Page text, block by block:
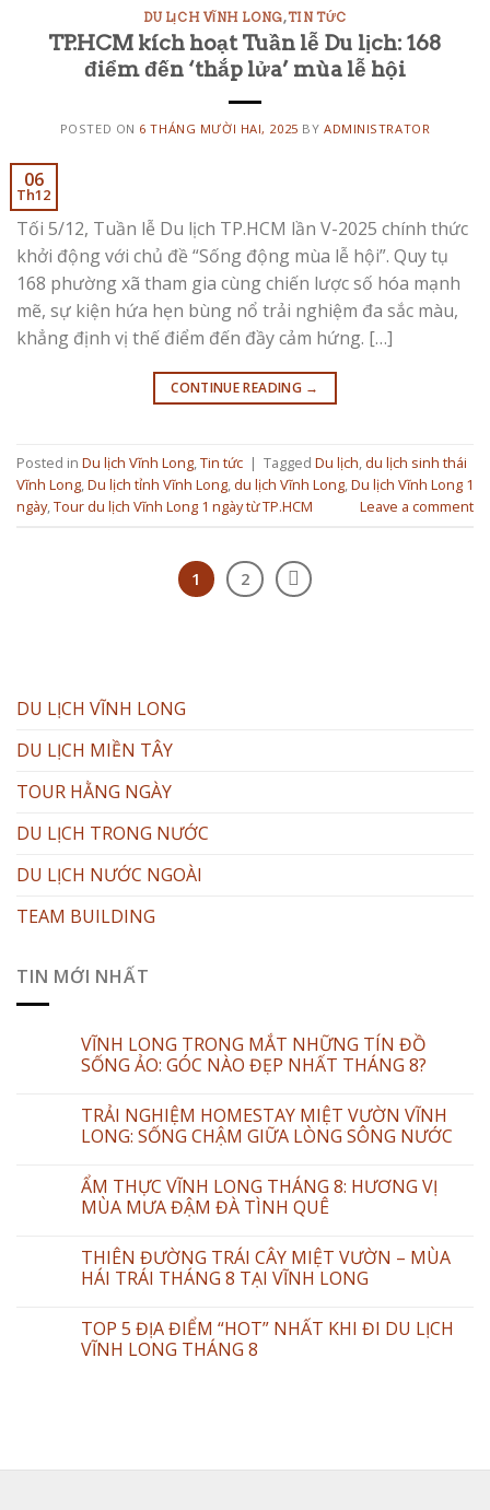
DU LỊCH VĨNH LONG,TIN TỨC
TP.HCM kích hoạt Tuần lễ Du lịch: 168
điểm đến ‘thắp lửa’ mùa lễ hội
POSTED ON 6 THÁNG MƯỜI HAI, 2025 BY ADMINISTRATOR
06
Th12
Tối 5/12, Tuần lễ Du lịch TP.HCM lần V-2025 chính thức
khởi động với chủ đề “Sống động mùa lễ hội”. Quy tụ
168 phường xã tham gia cùng chiến lược số hóa mạnh
mẽ, sự kiện hứa hẹn bùng nổ trải nghiệm đa sắc màu,
khẳng định vị thế điểm đến đầy cảm hứng. […]
CONTINUE READING →
Posted in Du lịch Vĩnh Long,Tin tức | Tagged Du lịch, du lịch sinh thái
Vĩnh Long,Du lịch tỉnh Vĩnh Long, du lịch Vĩnh Long,Du lịch Vĩnh Long 1
ngày,Tour du lịch Vĩnh Long 1 ngày từ TP.HCM Leave a comment
1 2
DU LỊCH VĨNH LONG
DU LỊCH MIỀN TÂY
TOUR HẰNG NGÀY
DU LỊCH TRONG NƯỚC
DU LỊCH NƯỚC NGOÀI
TEAM BUILDING
TIN MỚI NHẤT
VĨNH LONG TRONG MẮT NHỮNG TÍN ĐỒ
SỐNG ẢO: GÓC NÀO ĐẸP NHẤT THÁNG 8?
TRẢI NGHIỆM HOMESTAY MIỆT VƯỜN VĨNH
LONG: SỐNG CHẬM GIỮA LÒNG SÔNG NƯỚC
ẨM THỰC VĨNH LONG THÁNG 8: HƯƠNG VỊ
MÙA MƯA ĐẬM ĐÀ TÌNH QUÊ
THIÊN ĐƯỜNG TRÁI CÂY MIỆT VƯỜN – MÙA
HÁI TRÁI THÁNG 8 TẠI VĨNH LONG
TOP 5 ĐỊA ĐIỂM “HOT” NHẤT KHI ĐI DU LỊCH
VĨNH LONG THÁNG 8